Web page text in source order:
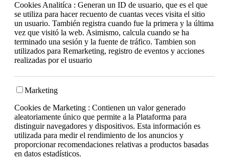
Cookies Analitíca : Generan un ID de usuario, que es el que
se utiliza para hacer recuento de cuantas veces visita el sitio
un usuario. También registra cuando fue la primera y la última
vez que visitó la web. Asimismo, calcula cuando se ha
terminado una sesión y la fuente de tráfico. Tambien son
utilizados para Remarketing, registro de eventos y acciones
realizadas por el usuario
Marketing
Cookies de Marketing : Contienen un valor generado
aleatoriamente único que permite a la Plataforma para
distinguir navegadores y dispositivos. Esta información es
utilizada para medir el rendimiento de los anuncios y
proporcionar recomendaciones relativas a productos basadas
en datos estadísticos.